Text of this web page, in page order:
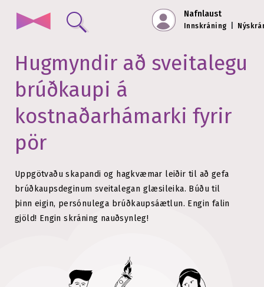
Nafnlaust
Innskráning
Hugmyndir að sveitalegu
brúðkaupi á
kostnaðarhámarki fyrir
pör
Uppgötvaðu skapandi og hagkvæmar leiðir til að gefa
brúðkaupsdeginum sveitalegan glæsileika. Búðu til
þinn eigin, persónulega brúðkaupsáætlun. Engin falin
gjöld! Engin skráning nauðsynleg!